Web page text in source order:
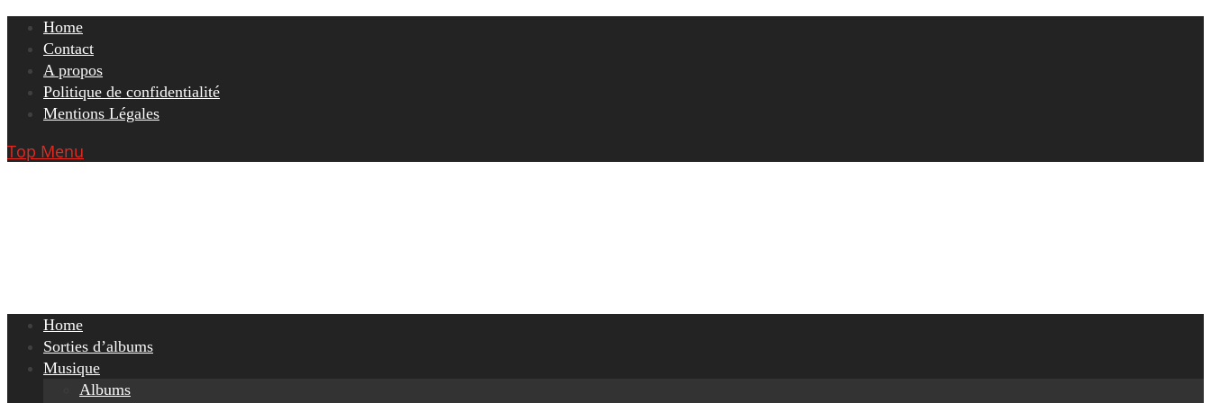
Skip
content
Home
Contact
A propos
Politique de confidentialité
Mentions Légales
Top Menu
Home
Sorties d’albums
Musique
Albums